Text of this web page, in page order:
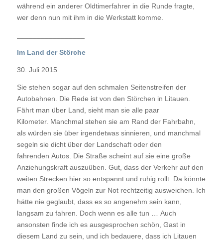
während ein anderer Oldtimerfahrer in die Runde fragte,
wer denn nun mit ihm in die Werkstatt komme.
Im Land der Störche
30. Juli 2015
Sie stehen sogar auf den schmalen Seitenstreifen der
Autobahnen. Die Rede ist von den Störchen in Litauen.
Fährt man über Land, sieht man sie alle paar
Kilometer. Manchmal stehen sie am Rand der Fahrbahn,
als würden sie über irgendetwas sinnieren, und manchmal
segeln sie dicht über der Landschaft oder den
fahrenden Autos. Die Straße scheint auf sie eine große
Anziehungskraft auszuüben. Gut, dass der Verkehr auf den
weiten Strecken hier so entspannt und ruhig rollt. Da könnte
man den großen Vögeln zur Not rechtzeitig ausweichen. Ich
hätte nie geglaubt, dass es so angenehm sein kann,
langsam zu fahren. Doch wenn es alle tun … Auch
ansonsten finde ich es ausgesprochen schön, Gast in
diesem Land zu sein, und ich bedauere, dass ich Litauen